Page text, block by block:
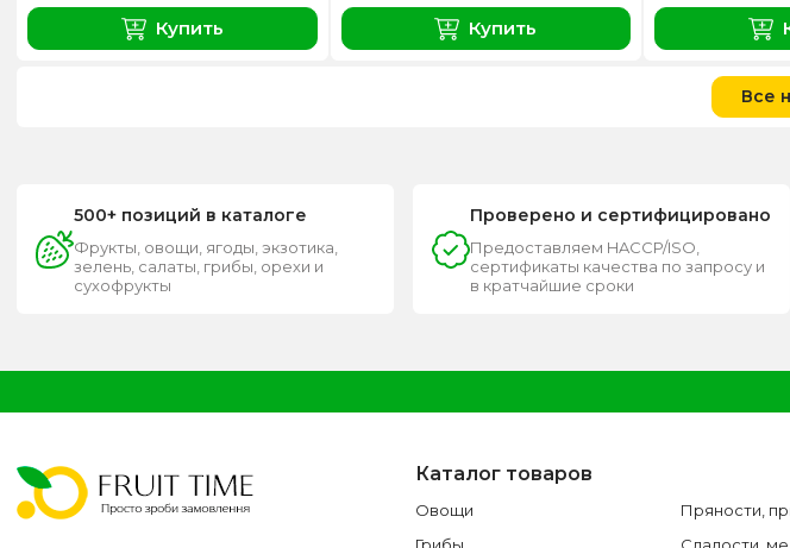
Купить Купить
Все
500+ позиций в каталоге
Фрукты, овощи, ягоды, экзотика,
зелень, салаты, грибы, орехи и
сухофрукты
Проверено и сертифицировано
Предоставляем HACCP/ISO,
сертификаты качества по запросу и
в кратчайшие сроки
Каталог товаров
Овощи
Пряности,